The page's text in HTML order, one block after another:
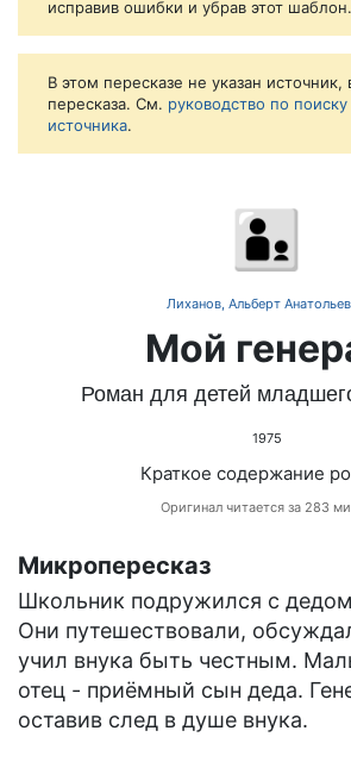
исправив ошибки и убрав этот шаблон.
В этом пересказе не указан источник,
пересказа. См. руководство по
источника.
👨‍👦
Лиханов, Альберт
Мой
Роман для детей
1975
Краткое содержание
Оригинал читается за 283
Микропересказ
Школьник подружился с
Они путешествовали,
учил внука быть честным.
отец - приёмный сын деда.
оставив след в душе внука.